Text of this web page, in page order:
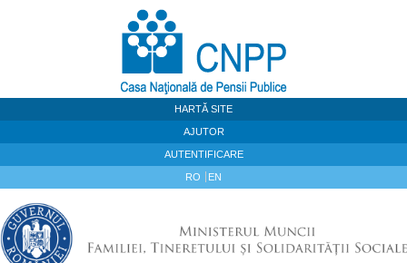
HARTĂ SITE
AJUTOR
AUTENTIFICARE
RO EN